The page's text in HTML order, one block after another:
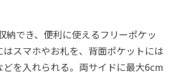
納でき、便利に使えるフリーポケッ
はスマホやお札を、背面ポケットには
を入れられる。両サイドに最大6cm